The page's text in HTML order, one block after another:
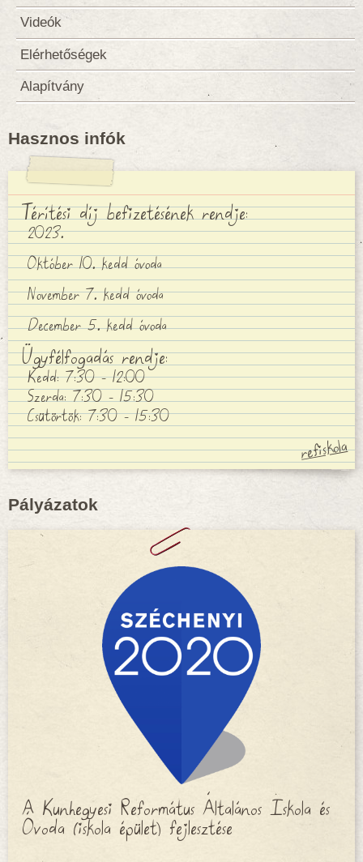
Videók
Elérhetőségek
Alapítvány
Hasznos infók
Térítési díj befizetésének rendje:
2023.
Október 10. kedd óvoda
November 7. kedd óvoda
December 5. kedd óvoda
Ügyfélfogadás rendje:
Kedd: 7:30 - 12:00
Szerda: 7:30 - 15:30
Csütörtök: 7:30 - 15:30
Pályázatok
A Kunhegyesi Református Általános Iskola és
Óvoda (iskola épület) fejlesztése